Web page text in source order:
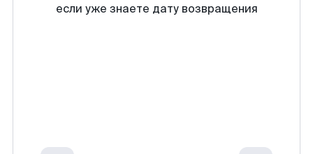
если уже знаете дату возвращения